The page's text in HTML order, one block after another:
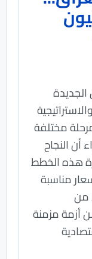
مليون
مختلفة
أن النجاح
هذه الخطط
مناسبة
من
أزمة مزمنة